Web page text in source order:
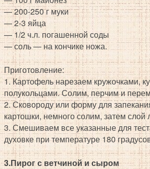
— 200-250 г муки
— 2-3 яйца
— 1/2 ч.л. погашенной соды
— соль — на кончике ножа.
Приготовление:
1. Картофель нарезаем кружочками,
полукольцами. Солим, перчим и
2. Сковороду или форму для
картошки, немного солим, затем
3. Смешиваем все указанные для
духовке при температуре 180
3.Пирог с ветчиной и сыром